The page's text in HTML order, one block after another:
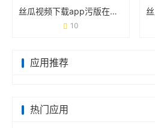
丝瓜视频下载app污版在线观看网址版背后的用户需求与使用真相
10
应用推荐
热门应用